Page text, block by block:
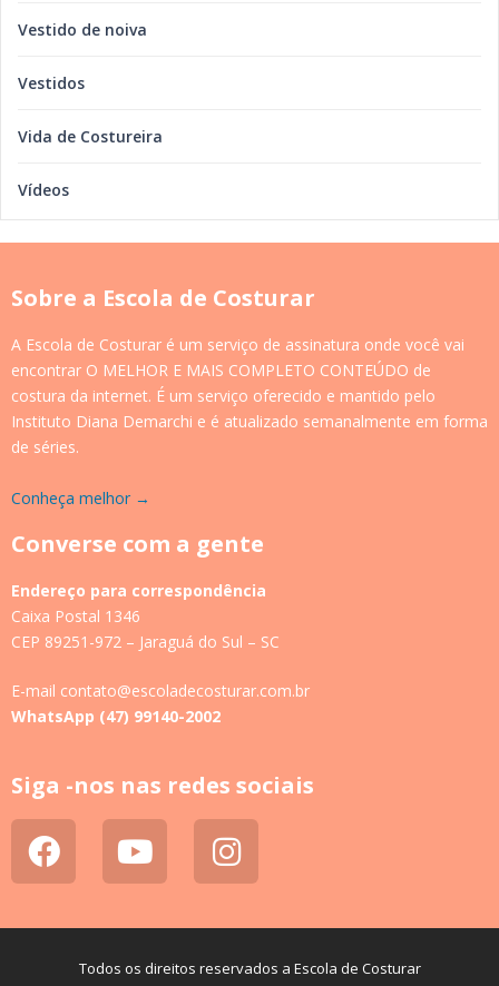
Vestido de noiva
Vestidos
Vida de Costureira
Vídeos
Sobre a Escola de Costurar
A Escola de Costurar é um serviço de assinatura onde você vai
encontrar O MELHOR E MAIS COMPLETO CONTEÚDO de
costura da internet. É um serviço oferecido e mantido pelo
Instituto Diana Demarchi e é atualizado semanalmente em forma
de séries.
Conheça melhor →
Converse com a gente
Endereço para correspondência
Caixa Postal 1346
CEP 89251-972 – Jaraguá do Sul – SC
E-mail contato@escoladecosturar.com.br
WhatsApp (47) 99140-2002
Siga -nos nas redes sociais
Todos os direitos reservados a Escola de Costurar